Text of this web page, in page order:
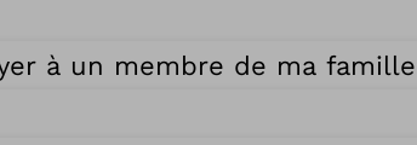
à un membre de ma